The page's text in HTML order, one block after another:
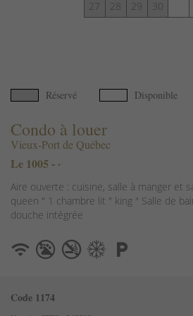
27
28 29 30
Réservé Disponible
Condo à louer
Vieux-Port de Québec
Le 1005 - ·
Aire ouverte : cuisine, salle à manger et
queen " 1 chambre lit " king " Salle de
douche intégrée
Code 1174